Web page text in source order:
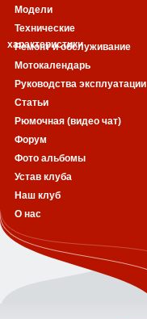
Модели
Технические
характеристики
Ремонт и обслуживание
Мотокалендарь
Руководства эксплуатации
Статьи
Рюмочная (видео чат)
Форум
Фото альбомы
Устав клуба
Наш клуб
О нас